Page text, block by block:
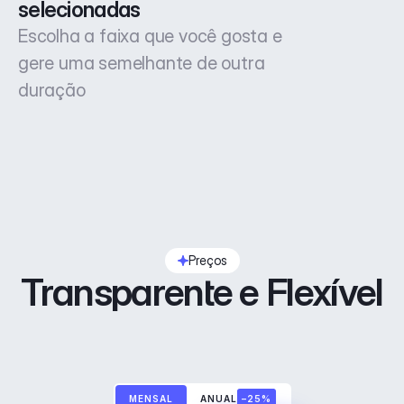
selecionadas
Escolha a faixa que você gosta e
gere uma semelhante de outra
duração
Preços
Transparente e Flexível
MENSAL ANUAL –25%